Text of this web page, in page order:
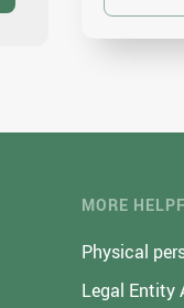
MORE
Physical
Legal Entity